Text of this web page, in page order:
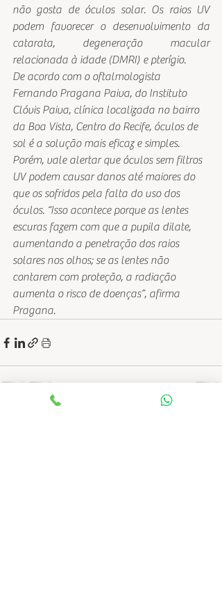
não gosta de óculos solar. Os raios UV
podem favorecer o desenvolvimento da
catarata, degeneração macular
relacionada à idade (DMRI) e pterígio.
De acordo com o oftalmologista
Fernando Pragana Paiva, do Instituto
Clóvis Paiva, clínica localizada no bairro
da Boa Vista, Centro do Recife, óculos de
sol é a solução mais eficaz e simples.
Porém, vale alertar que óculos sem filtros
UV podem causar danos até maiores do
que os sofridos pela falta do uso dos
óculos. “Isso acontece porque as lentes
escuras fazem com que a pupila dilate,
aumentando a penetração dos raios
solares nos olhos; se as lentes não
contarem com proteção, a radiação
aumenta o risco de doenças”, afirma
Pragana.